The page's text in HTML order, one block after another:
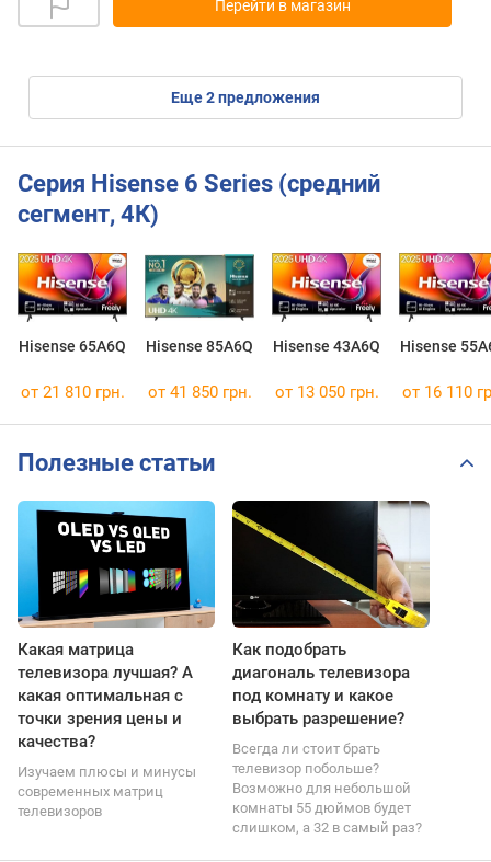
Перейти в магазин
eще2предложения
Серия Hisense 6 Series (средний
сегмент, 4К)
Hisense 65A6Q Hisense 85A6Q Hisense 43A6Q Hisense
от 21 810 грн. от 41 850 грн. от 13 050 грн. от 16 110
Полезные статьи
Какая матрица
телевизора лучшая? А
какая оптимальная с
точки зрения цены и
качества?
Изучаем плюсы и минусы
современных матриц
телевизоров
Как подобрать
диагональ телевизора
под комнату и какое
выбрать разрешение?
Всегда ли стоит брать
телевизор побольше?
Возможно для небольшой
комнаты 55 дюймов будет
слишком, а 32 в самый раз?